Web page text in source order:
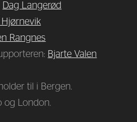
Dag Langerød
Hjørnevik
Rangnes
Bjarte Valen
til i Bergen.
og London.